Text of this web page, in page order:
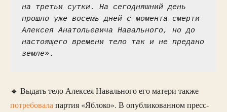
на третьи сутки. На сегодняшний день
прошло уже восемь дней с момента смерти
Алексея Анатольевича Навального, но до
настоящего времени тело так и не предано
земле» .
🔹 Выдать тело Алексея Навального его матери также
потребовалапартия «Яблоко». В опубликованном пресс-